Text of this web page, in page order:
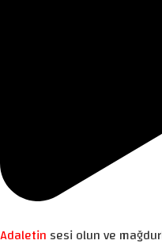
Adaletin sesi olun ve